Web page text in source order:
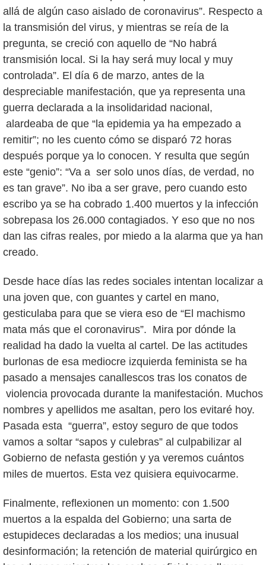
allá de algún caso aislado de coronavirus”. Respecto a
la transmisión del virus, y mientras se reía de la
pregunta, se creció con aquello de “No habrá
transmisión local. Si la hay será muy local y muy
controlada”. El día 6 de marzo, antes de la
despreciable manifestación, que ya representa una
guerra declarada a la insolidaridad nacional,
alardeaba de que “la epidemia ya ha empezado a
remitir”; no les cuento cómo se disparó 72 horas
después porque ya lo conocen. Y resulta que según
este “genio”: “Va a ser solo unos días, de verdad, no
es tan grave”. No iba a ser grave, pero cuando esto
escribo ya se ha cobrado 1.400 muertos y la infección
sobrepasa los 26.000 contagiados. Y eso que no nos
dan las cifras reales, por miedo a la alarma que ya han
creado.
Desde hace días las redes sociales intentan localizar a
una joven que, con guantes y cartel en mano,
gesticulaba para que se viera eso de “El machismo
mata más que el coronavirus”. Mira por dónde la
realidad ha dado la vuelta al cartel. De las actitudes
burlonas de esa mediocre izquierda feminista se ha
pasado a mensajes canallescos tras los conatos de
violencia provocada durante la manifestación. Muchos
nombres y apellidos me asaltan, pero los evitaré hoy.
Pasada esta “guerra”, estoy seguro de que todos
vamos a soltar “sapos y culebras” al culpabilizar al
Gobierno de nefasta gestión y ya veremos cuántos
miles de muertos. Esta vez quisiera equivocarme.
Finalmente, reflexionen un momento: con 1.500
muertos a la espalda del Gobierno; una sarta de
estupideces declaradas a los medios; una inusual
desinformación; la retención de material quirúrgico en